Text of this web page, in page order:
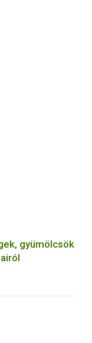
gyümölcsök